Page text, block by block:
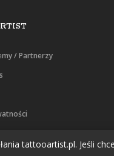
/ Partnerzy
tattooartist.pl. Jeśli